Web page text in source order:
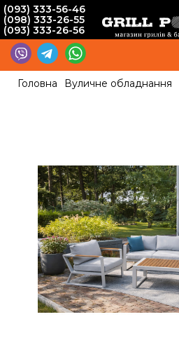
(093) 333-56-46
(098) 333-26-55
(093) 333-26-56
Головна Вуличне обладнання